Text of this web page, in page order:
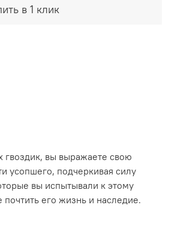
в 1 клик
гвоздик, вы выражаете свою
усопшего, подчеркивая силу
вы испытывали к этому
его жизнь и наследие.